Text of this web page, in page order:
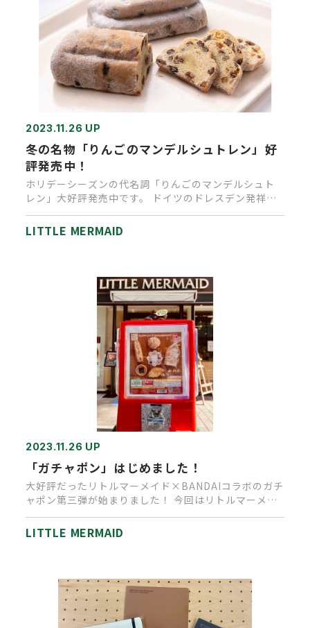
2023.11.26 UP
冬の名物「りんごのマンデルシュトレン」好
評発売中！
ホリデーシーズンの代名詞「りんごのマンデルシュト
レン」大好評発売中です。 ドイツのドレスデン発祥と
LITTLE MERMAID
2023.11.26 UP
「ガチャポン」はじめました！
大好評だったリトルマーメイド×BANDAIコラボのガチ
ャポン第三弾が始まりました！ 今回はリトルマーメイ
ド厳選の超定番人…
LITTLE MERMAID